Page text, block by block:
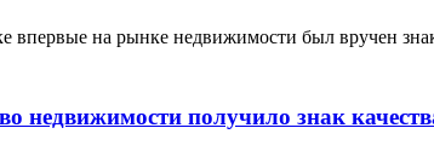
впервые на рынке недвижимости был вручен
недвижимости получило знак